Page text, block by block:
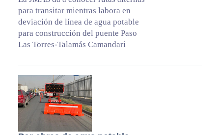
para transitar mientras labora en
deviación de línea de agua potable
para construcción del puente Paso
Las Torres-Talamás Camandari